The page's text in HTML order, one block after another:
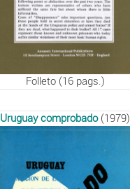
Folleto (16 pags.)
Uruguay comprobado(1979)